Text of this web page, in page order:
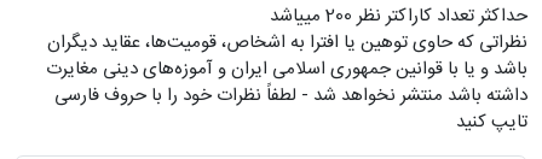
حداکثر تعداد کاراکتر نظر 200 ميياشد
نظراتی که حاوی توهین یا افترا به اشخاص، قومیت‌ها، عقاید دیگران
باشد و یا با قوانین جمهوری اسلامی ایران و آموزه‌های دینی مغایرت
داشته باشد منتشر نخواهد شد - لطفاً نظرات خود را با حروف فارسی
تایپ کنید